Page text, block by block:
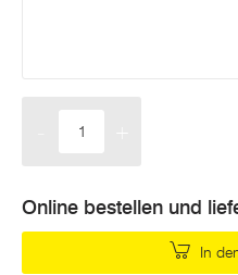
Online bestellen und
In